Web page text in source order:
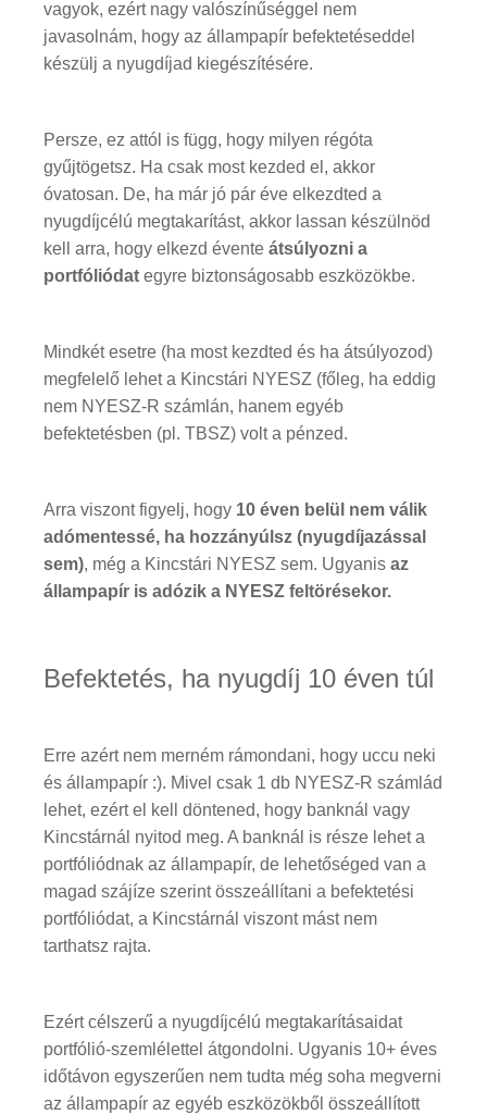
vagyok, ezért nagy valószínűséggel nem
javasolnám, hogy az állampapír befektetéseddel
készülj a nyugdíjad kiegészítésére.
Persze, ez attól is függ, hogy milyen régóta
gyűjtögetsz. Ha csak most kezded el, akkor
óvatosan. De, ha már jó pár éve elkezdted a
nyugdíjcélú megtakarítást, akkor lassan készülnöd
kell arra, hogy elkezd évente átsúlyozni a
portfóliódat egyre biztonságosabb eszközökbe.
Mindkét esetre (ha most kezdted és ha átsúlyozod)
megfelelő lehet a Kincstári NYESZ (főleg, ha eddig
nem NYESZ-R számlán, hanem egyéb
befektetésben (pl. TBSZ) volt a pénzed.
Arra viszont figyelj, hogy 10 éven belül nem válik
adómentessé, ha hozzányúlsz (nyugdíjazással
sem), még a Kincstári NYESZ sem. Ugyanis az
állampapír is adózik a NYESZ feltörésekor.
Befektetés, ha nyugdíj 10 éven túl
Erre azért nem merném rámondani, hogy uccu neki
és állampapír :). Mivel csak 1 db NYESZ-R számlád
lehet, ezért el kell döntened, hogy banknál vagy
Kincstárnál nyitod meg. A banknál is része lehet a
portfóliódnak az állampapír, de lehetőséged van a
magad szájíze szerint összeállítani a befektetési
portfóliódat, a Kincstárnál viszont mást nem
tarthatsz rajta.
Ezért célszerű a nyugdíjcélú megtakarításaidat
portfólió-szemlélettel átgondolni. Ugyanis 10+ éves
időtávon egyszerűen nem tudta még soha megverni
az állampapír az egyéb eszközökből összeállított